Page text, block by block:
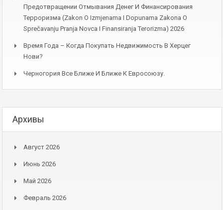
Предотвращении Отмывания Денег И Финансирования
Терроризма (Zakon O Izmjenama I Dopunama Zakona O
Sprečavanju Pranja Novca I Finansiranja Terorizma) 2026
Время Года – Когда Покупать Недвижимость В Херцег
Нови?
Черногория Все Ближе И Ближе К Евросоюзу.
Архивы
Август 2026
Июнь 2026
Май 2026
Февраль 2026